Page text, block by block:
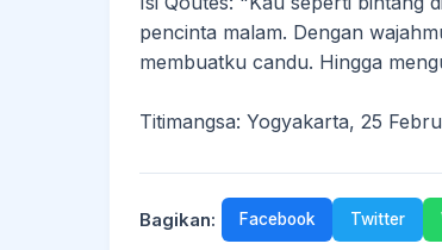
pencinta malam. Dengan
membuatku candu. Hingga
Titimangsa: Yogyakarta, 25
Bagikan: Facebook Twitter